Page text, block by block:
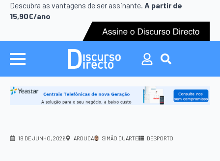
Descubra as vantagens de ser assinante. A partir de
15,90€/ano
Search
for:
Search
18 DE JUNHO, 2026 AROUCA SIMÃO DUARTE DESPORTO